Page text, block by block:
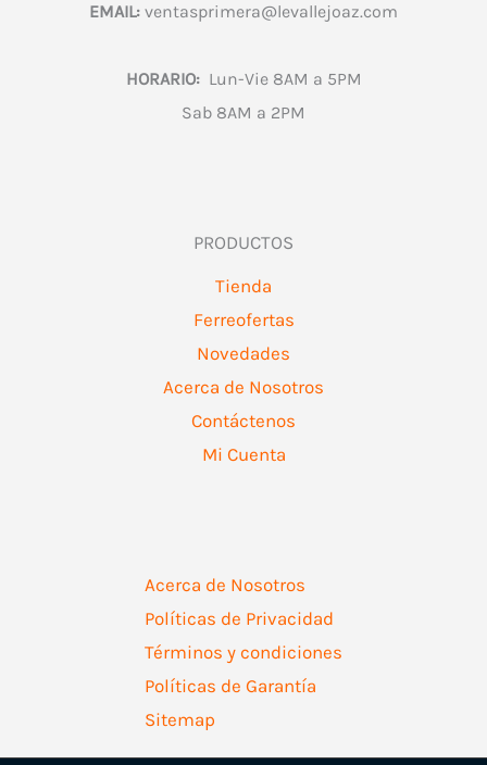
EMAIL: ventasprimera@levallejoaz.com
HORARIO:Lun-Vie 8AM a 5PM
Sab 8AM a 2PM
PRODUCTOS
Tienda
Ferreofertas
Novedades
Acerca de Nosotros
Contáctenos
Mi Cuenta
Acerca de Nosotros
Políticas de Privacidad
Términos y condiciones
Políticas de Garantía
Sitemap